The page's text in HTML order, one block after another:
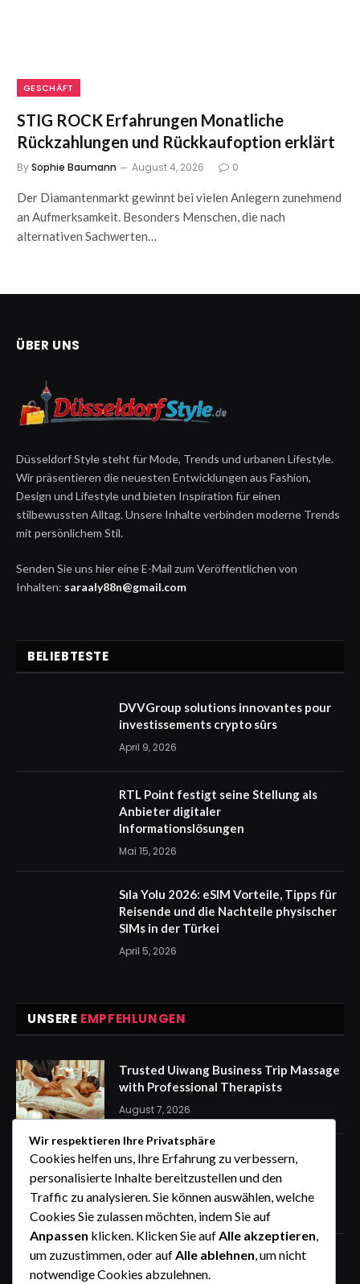
GESCHÄFT
STIG ROCK Erfahrungen Monatliche
Rückzahlungen und Rückkaufoption erklärt
BySophie Baumann August 4, 2026 0
Der Diamantenmarkt gewinnt bei vielen Anlegern zunehmend
an Aufmerksamkeit. Besonders Menschen, die nach
alternativen Sachwerten…
ÜBER UNS
Düsseldorf Style steht für Mode, Trends und urbanen Lifestyle.
Wir präsentieren die neuesten Entwicklungen aus Fashion,
Design und Lifestyle und bieten Inspiration für einen
stilbewussten Alltag. Unsere Inhalte verbinden moderne Trends
mit persönlichem Stil.
Senden Sie uns hier eine E-Mail zum Veröffentlichen von
Inhalten: saraaly88n@gmail.com
BELIEBTESTE
DVVGroup solutions innovantes pour
investissements crypto sûrs
April 9, 2026
RTL Point festigt seine Stellung als
Anbieter digitaler
Informationslösungen
Mai 15, 2026
Sıla Yolu 2026: eSIM Vorteile, Tipps für
Reisende und die Nachteile physischer
SIMs in der Türkei
April 5, 2026
UNSERE EMPFEHLUNGEN
Trusted Uiwang Business Trip Massage
with Professional Therapists
August 7, 2026
express Kennzeichen für eine
stressfreie Auto Anmeldung von
zuhause
August 7, 2026
How the Wheel of Names Makes
Student Selection Fair, Fast, and
Wir respektieren Ihre Privatsphäre
Cookies helfen uns, Ihre Erfahrung zu verbessern,
personalisierte Inhalte bereitzustellen und den
Traffic zu analysieren. Sie können auswählen, welche
Cookies Sie zulassen möchten, indem Sie auf
Anpassen klicken. Klicken Sie aufAlle akzeptieren,
um zuzustimmen, oder aufAlle ablehnen, um nicht
notwendige Cookies abzulehnen.